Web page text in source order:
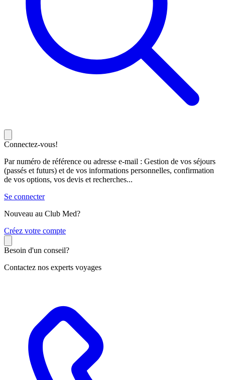
Connectez-vous!
Par numéro de référence ou adresse e-mail : Gestion de vos séjours
(passés et futurs) et de vos informations personnelles, confirmation
de vos options, vos devis et recherches...
Se connecter
Nouveau au Club Med?
Créez votre compte
Besoin d'un conseil?
Contactez nos experts voyages